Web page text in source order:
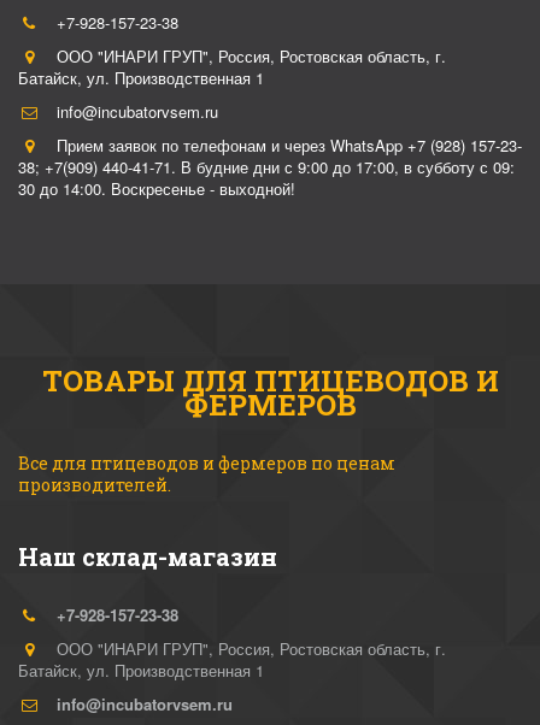
+7-928-157-23-38
ООО "ИНАРИ ГРУП", Россия, Ростовская область, г.
Батайск, ул. Производственная 1
info@incubatorvsem.ru
Прием заявок по телефонам и через WhatsApp +7 (928) 157-23-
38; +7(909) 440-41-71. В будние дни с 9:00 до 17:00, в субботу с 09:
30 до 14:00. Воскресенье - выходной!
ТОВАРЫ ДЛЯ ПТИЦЕВОДОВ И
ФЕРМЕРОВ
Все для птицеводов и фермеров по ценам
производителей.
Наш склад-магазин
+7-928-157-23-38
ООО "ИНАРИ ГРУП", Россия, Ростовская область, г.
Батайск, ул. Производственная 1
info@incubatorvsem.ru